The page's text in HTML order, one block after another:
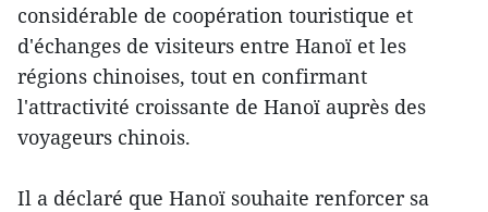
considérable de coopération touristique et
d'échanges de visiteurs entre Hanoï et les
régions chinoises, tout en confirmant
l'attractivité croissante de Hanoï auprès des
voyageurs chinois.
Il a déclaré que Hanoï souhaite renforcer sa